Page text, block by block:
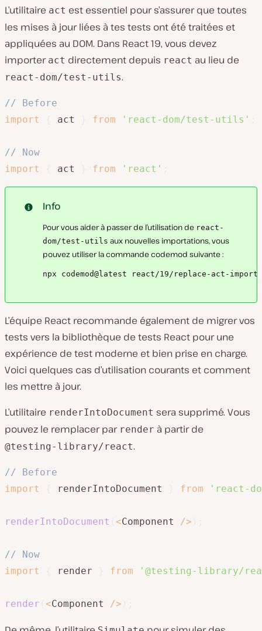
L’utilitaire act est essentiel pour s’assurer que toutes
les mises à jour liées à tes tests ont été traitées et
appliquées au DOM. Dans React 19, vous devez
importer act directement depuis react au lieu de
react-dom/test-utils.
// Before
import
act from 'react-dom/test-utils'
// Now
import
act from 'react'
Info
Pour vous aider à passer de l’utilisation de react-
dom/test-utils aux nouvelles importations, vous
pouvez utiliser la commande codemod suivante :
npx codemod@latest react/19/replace-act-import
L’équipe React recommande également de migrer vos
tests vers la bibliothèque de tests React pour une
expérience de test moderne et bien prise en charge.
Voici quelques cas d’utilisation courants et comment
les mettre à jour.
L’utilitaire renderIntoDocument sera supprimé. Vous
pouvez le remplacer par render à partir de
@testing-library/react.
// Before
import
renderIntoDocument from 'react-
renderIntoDocument <Component />
// Now
import
render from '@testing-library/
render <Component />